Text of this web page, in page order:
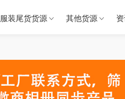
服装尾货货源 其他货源